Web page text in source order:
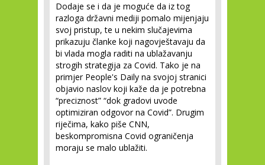
Dodaje se i da je moguće da iz tog
razloga državni mediji pomalo mijenjaju
svoj pristup, te u nekim slučajevima
prikazuju članke koji nagovještavaju da
bi vlada mogla raditi na ublažavanju
strogih strategija za Covid. Tako je na
primjer People's Daily na svojoj stranici
objavio naslov koji kaže da je potrebna
“preciznost” “dok gradovi uvode
optimiziran odgovor na Covid”. Drugim
riječima, kako piše CNN,
beskompromisna Covid ograničenja
moraju se malo ublažiti.